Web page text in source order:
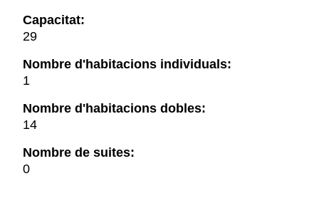
Capacitat:
29
Nombre d'habitacions individuals:
1
Nombre d'habitacions dobles:
14
Nombre de suites:
0